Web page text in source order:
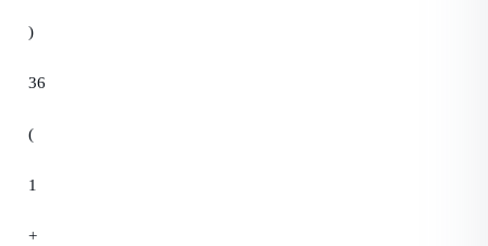
)
36
(
1
+